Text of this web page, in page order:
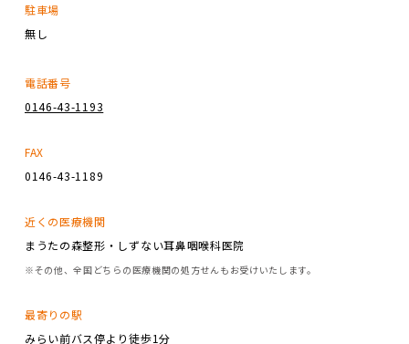
駐車場
無し
電話番号
0146-43-1193
FAX
0146-43-1189
近くの医療機関
まうたの森整形・しずない耳鼻咽喉科医院
※その他、全国どちらの医療機関の処方せんもお受けいたします。
最寄りの駅
みらい前バス停より徒歩1分